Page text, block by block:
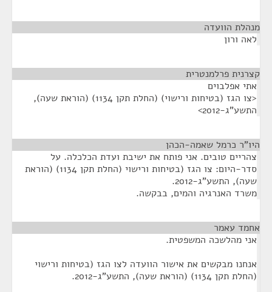
מנהלת הוועדה
לאה ורון
קצרנית פרלמנטרית
אתי אפלבוים
<צו הגז (בטיחות ורישוי) (החלת תקן 1134) (הוראת שעה),
התשע"ג-2012>
היו"ר כרמל שאמה-הכהן
צהריים טובים. אני פותח את ישיבת ועדת הכלכלה. על
סדר-היום: צו הגז (בטיחות ורישוי (החלת תקן 1134) (הוראת
שעה), התשע"ג-2012.
משרד האנרגיה והמים, בבקשה.
אחמד עאמר
אני מהלשכה המשפטית.
אנחנו מבקשים את אישור הוועדה לצו הגז (בטיחות ורישוי
(החלת תקן 1134) (הוראת שעה), התשע"ג-2012.